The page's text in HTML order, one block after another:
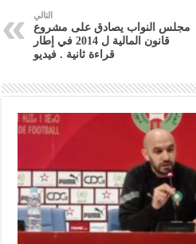
التالي
مجلس النواب يصادق على مشروع
قانون المالية ل 2014 في إطار
قراءة ثانية . فيديو